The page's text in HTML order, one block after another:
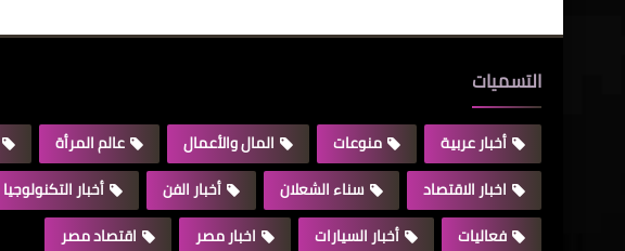
التسميات
أخبار عربية منوعات المال والأعمال عالم المرأة
اخبار الاقتصاد
سناء الشعلان أخبار الفن أخبار التكنولوجيا
فعاليات
أخبار السيارات اخبار مصر اقتصاد مصر